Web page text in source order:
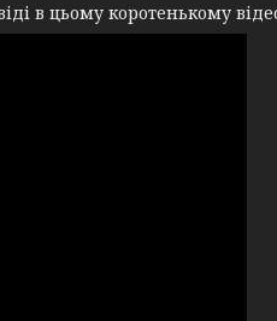
в цьому коротенькому